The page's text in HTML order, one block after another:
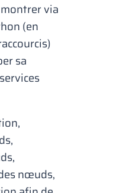
via
(en
sa
nœuds,